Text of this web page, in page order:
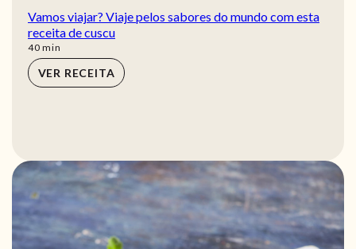
Vamos viajar? Viaje pelos sabores do mundo com esta
receita de cuscu
40min
min
VER RECEITA